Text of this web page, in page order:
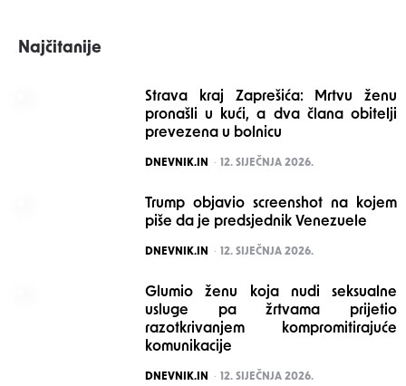
Najčitanije
Strava kraj Zaprešića: Mrtvu ženu
pronašli u kući, a dva člana obitelji
prevezena u bolnicu
POSTED
DNEVNIK.IN 12. SIJEČNJA 2026.
Trump objavio screenshot na kojem
piše da je predsjednik Venezuele
POSTED
DNEVNIK.IN 12. SIJEČNJA 2026.
Glumio ženu koja nudi seksualne
usluge pa žrtvama prijetio
razotkrivanjem kompromitirajuće
komunikacije
POSTED
DNEVNIK.IN 12. SIJEČNJA 2026.